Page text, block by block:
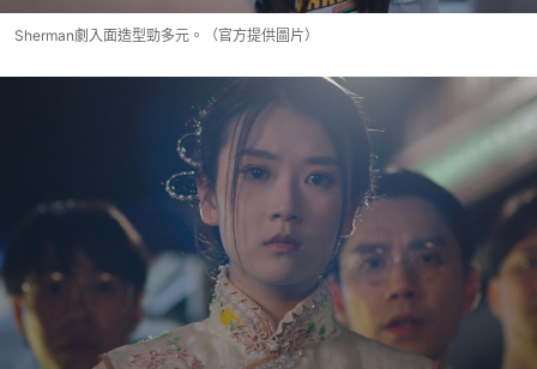
Sherman劇入面造型勁多元。（官方提供圖片）